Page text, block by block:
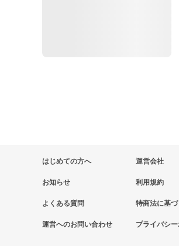
はじめての方へ
お知らせ
よくある質問
運営へのお問い合わせ
運営会社
利用規約
特商法に基
プライバシ